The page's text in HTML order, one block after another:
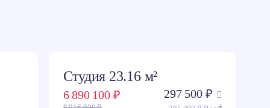
Студия 23.16 м²
6 890 100 ₽ 297 500 ₽
2